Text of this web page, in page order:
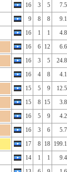
16 3 5
7.5
9 8 8
9.1
16 1 1
4.8
16 6 12
6.6
16 3 5
24.8
16 4 8
4.1
15 5 9
12.5
15 8 15
3.8
16 5 9
4.2
16 3 6
5.7
17 8 18 199.1
14 1 1
9.4